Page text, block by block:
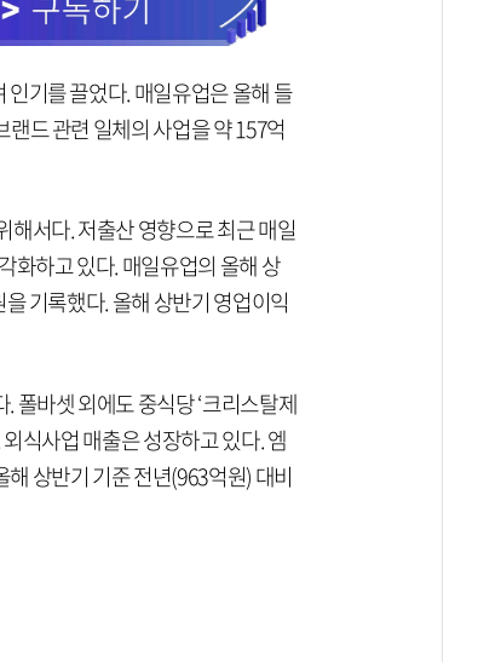
인기를 끌었다. 매일유업은 올해 들
랜드 관련 일체의 사업을 약 157억
서다. 저출산 영향으로 최근 매일
화하고 있다. 매일유업의 올해 상
기록했다. 올해 상반기 영업이익
폴바셋 외에도 중식당 ‘크리스탈제
식사업 매출은 성장하고 있다. 엠
상반기 기준 전년(963억원) 대비